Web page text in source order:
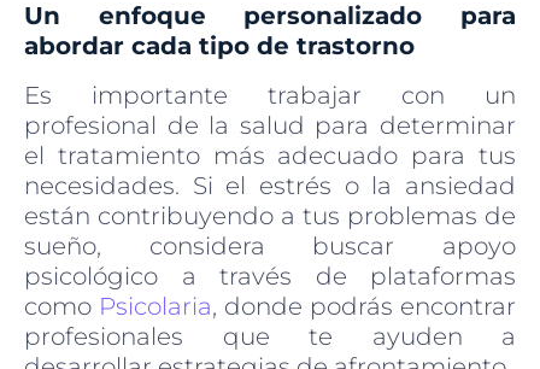
Un enfoque personalizado para
abordar cada tipo de trastorno
Es importante trabajar con un
profesional de la salud para determinar
el tratamiento más adecuado para tus
necesidades. Si el estrés o la ansiedad
están contribuyendo a tus problemas de
sueño, considera buscar apoyo
psicológico a través de plataformas
como Psicolaria, donde podrás encontrar
profesionales que te ayuden a